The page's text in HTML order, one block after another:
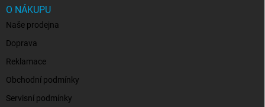
O NÁKUPU
Naše prodejna
Doprava
Reklamace
Obchodní podmínky
Servisní podmínky